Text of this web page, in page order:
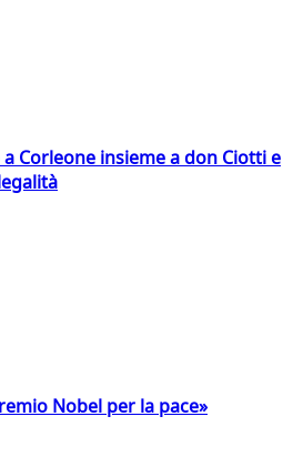
Corleone insieme a don Ciotti e
Nobel per la pace»